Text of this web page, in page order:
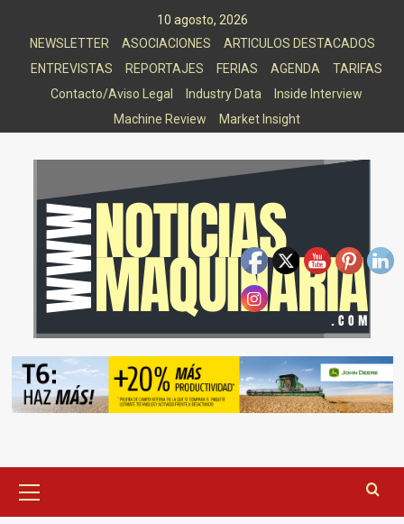
10 agosto, 2026
NEWSLETTER
ASOCIACIONES
ARTICULOS DESTACADOS
ENTREVISTAS
REPORTAJES FERIAS AGENDA
TARIFAS
Contacto/Aviso Legal
Industry Data
Inside Interview
Machine Review
Market Insight
principal